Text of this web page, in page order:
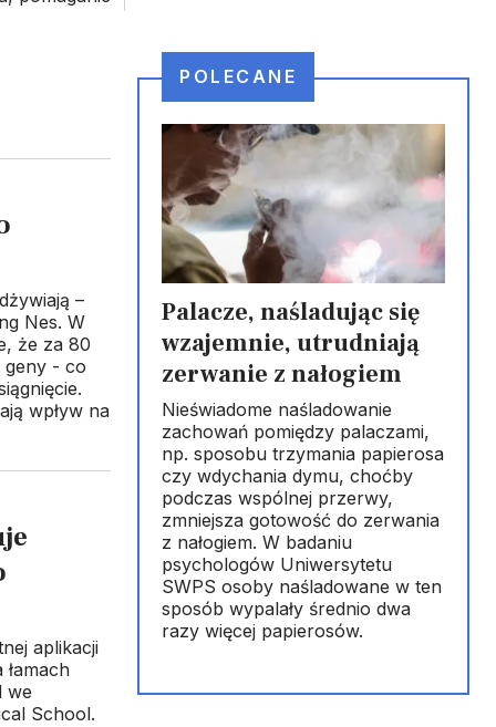
–
Nes. W
że za 80
geny - co
wpływ na
aplikacji
we
School.
POLECANE
Palacze, naśladując się
wzajemnie, utrudniają
zerwanie z nałogiem
Nieświadome naśladowanie
zachowań pomiędzy palaczami,
np. sposobu trzymania papierosa
czy wdychania dymu, choćby
podczas wspólnej przerwy,
zmniejsza gotowość do zerwania
z nałogiem. W badaniu
psychologów Uniwersytetu
SWPS osoby naśladowane w ten
sposób wypalały średnio dwa
razy więcej papierosów.